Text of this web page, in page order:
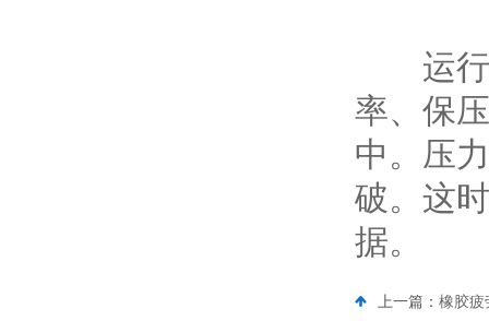
运行
率、保
中。压
破。这
据。
上一篇： 橡胶疲